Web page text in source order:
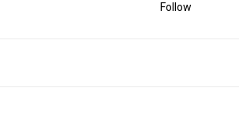
Follow